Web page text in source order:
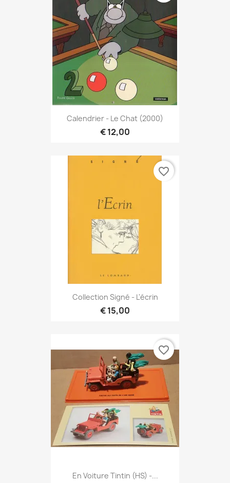
Calendrier - Le Chat (2000)
€ 12,00
Collection Signé - L'écrin
€ 15,00
favorite_border
En Voiture Tintin (HS) -...
favorite_border